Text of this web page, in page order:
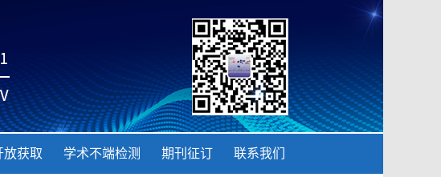
放获取 学术不端检测 期刊征订 联系我们